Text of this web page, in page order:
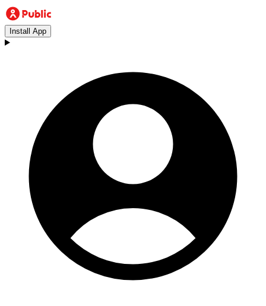
Install App